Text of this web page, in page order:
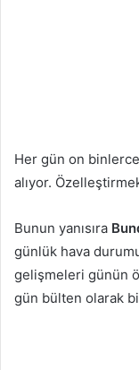
Her gün on
alıyor.
Bunun yanısıra
günlük hava
gelişmeleri günün
gün bülten olarak